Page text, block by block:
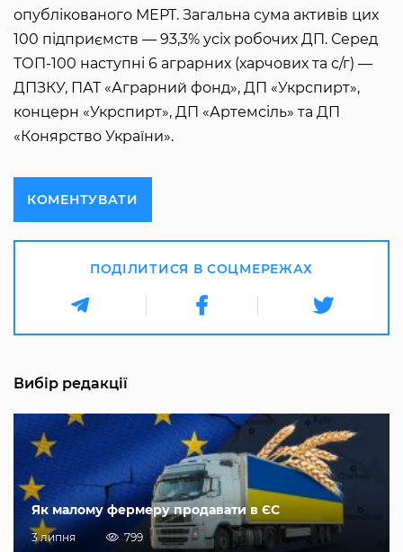
опублікованого МЕРТ. Загальна сума активів цих
100 підприємств — 93,3% усіх робочих ДП. Серед
ТОП-100 наступні 6 аграрних (харчових та с/г) —
ДПЗКУ, ПАТ «Аграрний фонд», ДП «Укрспирт»,
концерн «Укрспирт», ДП «Артемсіль» та ДП
«Конярство України».
КОМЕНТУВАТИ
ПОДІЛИТИСЯ В СОЦМЕРЕЖАХ
Вибір редакції
Як малому фермеру продавати в ЄС
3 липня 799